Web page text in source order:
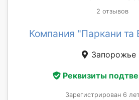
2 отзывов
Компания "Паркани та
Запорожье
Реквизиты
Зарегистрирован 6